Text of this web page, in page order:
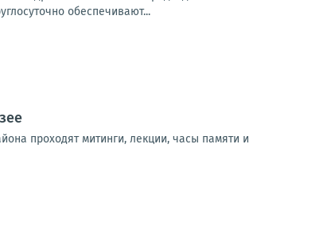
обеспечивают...
проходят митинги, лекции, часы памяти и